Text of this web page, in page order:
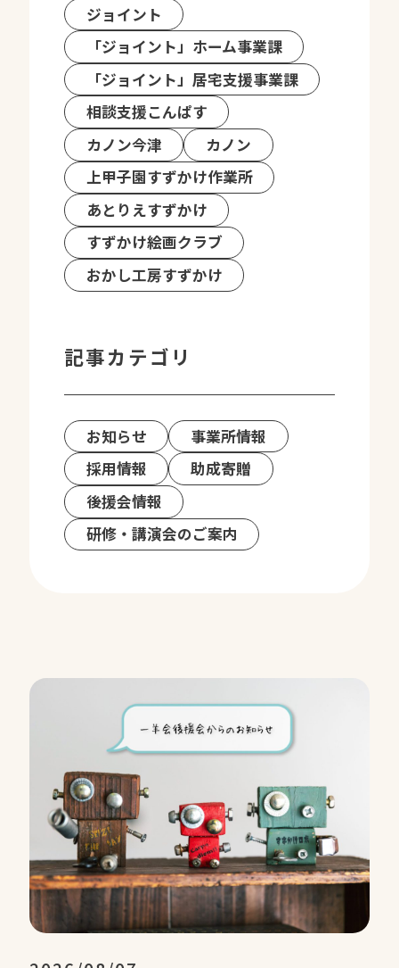
ジョイント
「ジョイント」ホーム事業課
「ジョイント」居宅支援事業課
相談支援こんぱす
カノン今津
カノン
上甲子園すずかけ作業所
あとりえすずかけ
すずかけ絵画クラブ
おかし工房すずかけ
記事カテゴリ
お知らせ
事業所情報
採用情報
助成寄贈
後援会情報
研修・講演会のご案内